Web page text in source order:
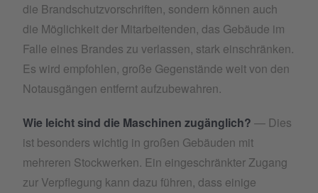
die Brandschutzvorschriften, sondern können auch
die Möglichkeit der Mitarbeitenden, das Gebäude im
Falle eines Brandes zu verlassen, stark einschränken.
Es wird empfohlen, große Gegenstände weit von den
Notausgängen entfernt aufzubewahren.
Wie leicht sind die Maschinen zugänglich? — Dies
ist besonders wichtig in großen Gebäuden mit
mehreren Stockwerken. Ein eingeschränkter Zugang
zur Verpflegung kann dazu führen, dass einige